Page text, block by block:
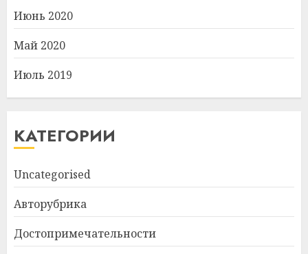
Июнь 2020
Май 2020
Июль 2019
КАТЕГОРИИ
Uncategorised
Авторубрика
Достопримечательности